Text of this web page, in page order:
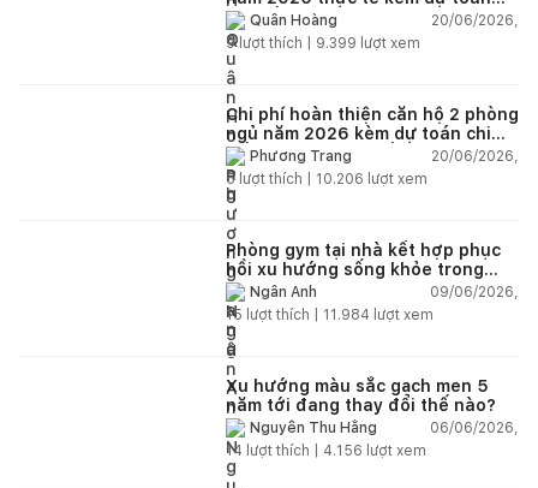
chi tiết từng hạng mục
Quân Hoàng
20/06/2026,
9lượt thích | 9.399 lượt xem
Chi phí hoàn thiện căn hộ 2 phòng
ngủ năm 2026 kèm dự toán chi
tiết và ví dụ thực tế
Phương Trang
20/06/2026,
5 lượt thích | 10.206 lượt xem
Phòng gym tại nhà kết hợp phục
hồi xu hướng sống khỏe trong
nhà hiện đại
Ngân Anh
09/06/2026,
15 lượt thích | 11.984 lượt xem
Xu hướng màu sắc gạch men 5
năm tới đang thay đổi thế nào?
Nguyễn Thu Hằng
06/06/2026,
14 lượt thích | 4.156 lượt xem